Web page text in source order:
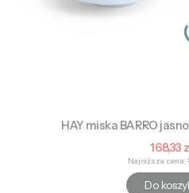
HAY miska BARRO
Cena
168,33
Najniższa cena:
Do